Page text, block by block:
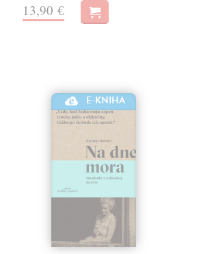
13,90 €
E-KNIHA